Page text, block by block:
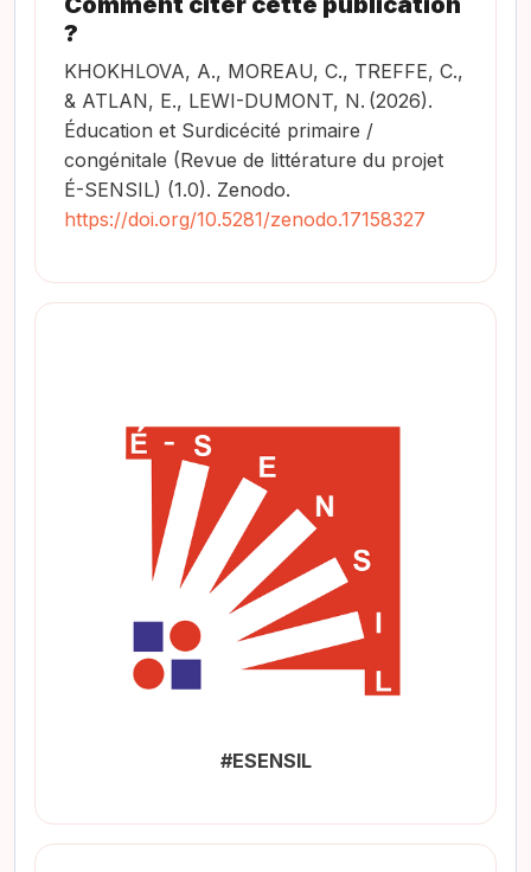
?
KHOKHLOVA, A., MOREAU, C., TREFFE, C.,
& ATLAN, E., LEWI-DUMONT, N. (2026).
Éducation et Surdicécité primaire /
congénitale (Revue de littérature du projet
É-SENSIL) (1.0). Zenodo.
https://doi.org/10.5281/zenodo.17158327
#ESENSIL